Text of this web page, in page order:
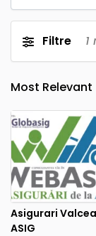
Filtre 1
Asigurari
ASIG